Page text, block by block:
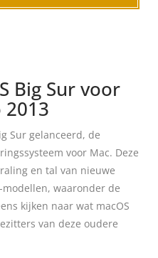
Big Sur voor
2013
Sur gelanceerd, de
voor Mac. Deze
en tal van nieuwe
waaronder de
kijken naar wat macOS
van deze oudere